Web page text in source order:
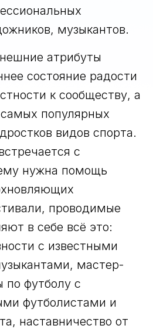
музыкантов.
атрибуты
состояние радости
к сообществу, а
популярных
видов спорта.
с
нужна помощь
проводимые
в себе всё это:
с известными
мастер-
по футболу с
футболистами и
наставничество от